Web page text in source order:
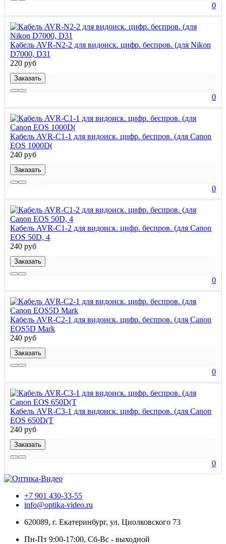
0
Кабель AVR-N2-2 для видоиск. цифр. беспров. (для Nikon
D7000, D31
220 руб
Заказать
0
Кабель AVR-C1-1 для видоиск. цифр. беспров. (для Canon
EOS 1000D(
240 руб
Заказать
0
Кабель AVR-C1-2 для видоиск. цифр. беспров. (для Canon
EOS 50D, 4
240 руб
Заказать
0
Кабель AVR-C2-1 для видоиск. цифр. беспров. (для Canon
EOS5D Mark
240 руб
Заказать
0
Кабель AVR-C3-1 для видоиск. цифр. беспров. (для Canon
EOS 650D(T
240 руб
Заказать
0
+7 901 430-33-55
info@optika-video.ru
620089, г. Екатеринбург, ул. Циолковского 73
Пн-Пт 9:00-17:00, Сб-Вс - выходной